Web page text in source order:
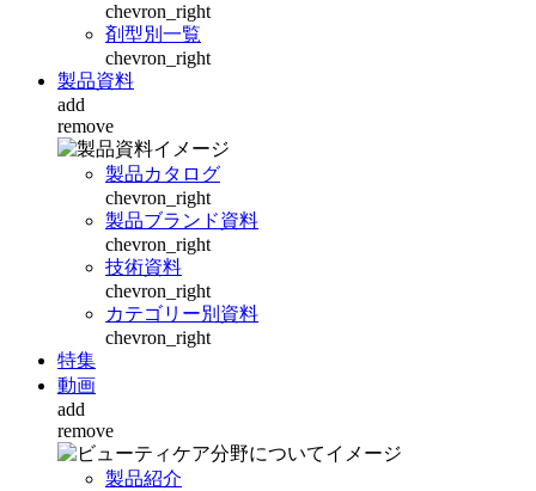
chevron_right
剤型別一覧
chevron_right
製品資料
add
remove
製品カタログ
chevron_right
製品ブランド資料
chevron_right
技術資料
chevron_right
カテゴリー別資料
chevron_right
特集
動画
add
remove
製品紹介